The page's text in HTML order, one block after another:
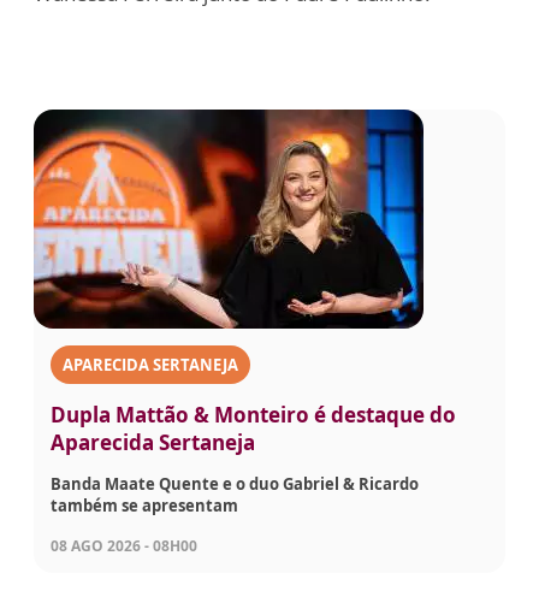
APARECIDA SERTANEJA
Dupla Mattão & Monteiro é destaque do
Aparecida Sertaneja
Banda Maate Quente e o duo Gabriel & Ricardo
também se apresentam
08 AGO 2026 - 08H00